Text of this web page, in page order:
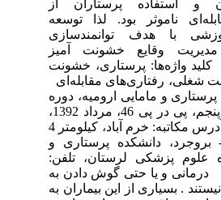
و استفاده پرستاران از
ناموثر بود. لذا توسعه
با هدف توانمندسازی
وقایع خشونت آمیز
واژه‌ها: پرستاری، خشونت
شغلی، رفتاری‌های مقابله‌ای
و مامایی ارومیه، دوره
یازدهم، شماره پنجم، پی در پی 46، مرداد 1392،
ص 362-351 آدرس مکاتبه: خرم آباد، کیلومتر 4
دانشکده پرستاری و
علوم پزشکی لرستان، تلفن:
0661 درمانی و یا حتی گوش دادن به
. بسیاری از این بیماران به